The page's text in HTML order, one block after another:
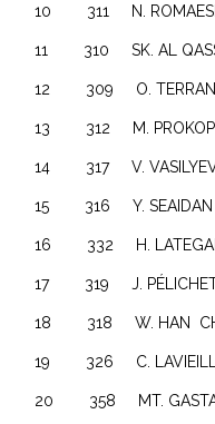
10 311 N.
11 310 SK. AL
12 309 O.
13 312 M.
14 317 V.
15 316 Y. SEAIDAN
16 332 H.
17 319 J.
18 318 W. HAN
19 326 C.
20 358 MT.